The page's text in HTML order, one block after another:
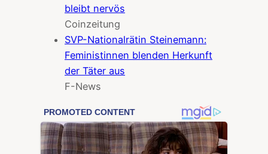
bleibt nervös
Coinzeitung
SVP-Nationalrätin Steinemann:
Feministinnen blenden Herkunft
der Täter aus
F-News